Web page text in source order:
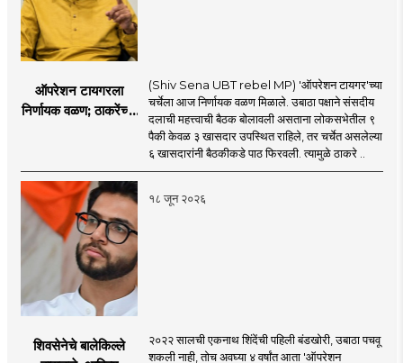
ऑपरेशन टायगरला
निर्णायक वळण; ठाकरेंच्या
विलीन होण्याचा प्रस्ताव?
(Shiv Sena UBT rebel MP) 'ऑपरेशन टायगर'च्या
चर्चेला आज निर्णायक वळण मिळाले. उबाठा पक्षाने संसदीय
दलाची महत्त्वाची बैठक बोलावली असताना लोकसभेतील ९
पैकी केवळ ३ खासदार उपस्थित राहिले, तर चर्चेत असलेल्या
६ खासदारांनी बैठकीकडे पाठ फिरवली. त्यामुळे ठाकरे ..
१८ जून २०२६
शिवसेनेचे बालेकिल्ले
२०२२ सालची एकनाथ शिंदेंची पहिली बंडखोरी, उबाठा पचवू
शकली नाही, तोच अवघ्या ४ वर्षांत आता 'ऑपरेशन